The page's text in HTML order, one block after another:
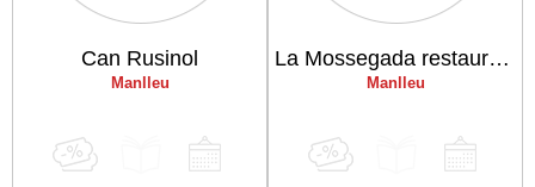
Can Rusinol
Manlleu
La Mossegada restaurante
Manlleu